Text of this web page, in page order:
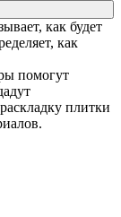
как будет
как
помогут
плитки